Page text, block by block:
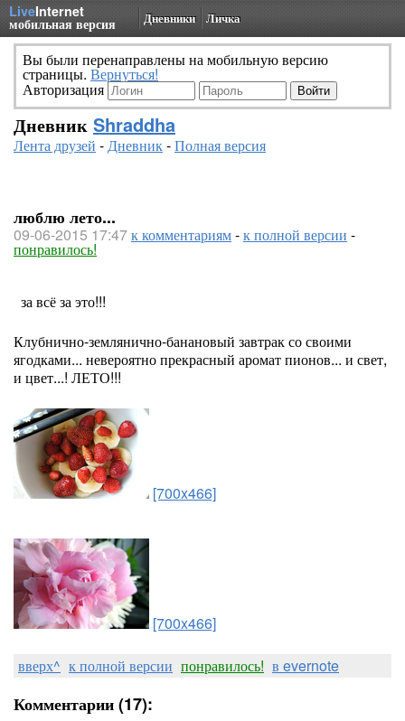
LiveInternet
мобильная версия Дневники Личка
Вы были перенаправлены на мобильную версию
страницы. Вернуться!
Авторизация
Дневник Shraddha
Лента друзей -Дневник-Полная версия
люблю лето...
09-06-2015 17:47к комментариям-к полной версии -
понравилось!
за всё за это!!!
Клубнично-землянично-банановый завтрак со своими
ягодками... невероятно прекрасный аромат пионов... и свет,
и цвет...! ЛЕТО!!!
[700x466]
[700x466]
вверх^ к полной версии понравилось! в evernote
Комментарии (17):